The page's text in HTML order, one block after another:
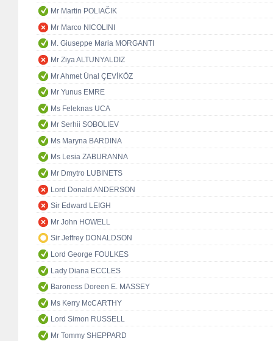
Mr Martin POLIAČIK
Mr Marco NICOLINI
M. Giuseppe Maria MORGANTI
Mr Ziya ALTUNYALDIZ
Mr Ahmet Ünal ÇEVİKÖZ
Mr Yunus EMRE
Ms Feleknas UCA
Mr Serhii SOBOLIEV
Ms Maryna BARDINA
Ms Lesia ZABURANNA
Mr Dmytro LUBINETS
Lord Donald ANDERSON
Sir Edward LEIGH
Mr John HOWELL
Sir Jeffrey DONALDSON
Lord George FOULKES
Lady Diana ECCLES
Baroness Doreen E. MASSEY
Ms Kerry McCARTHY
Lord Simon RUSSELL
Mr Tommy SHEPPARD